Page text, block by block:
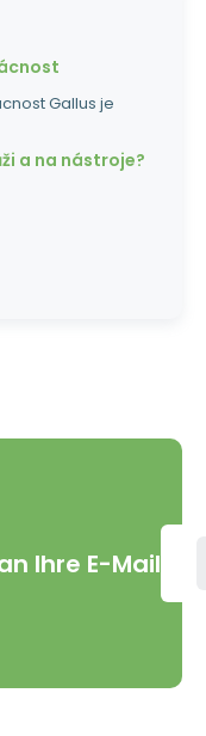
Gallus je
a na nástroje?
Ihre E-Mail